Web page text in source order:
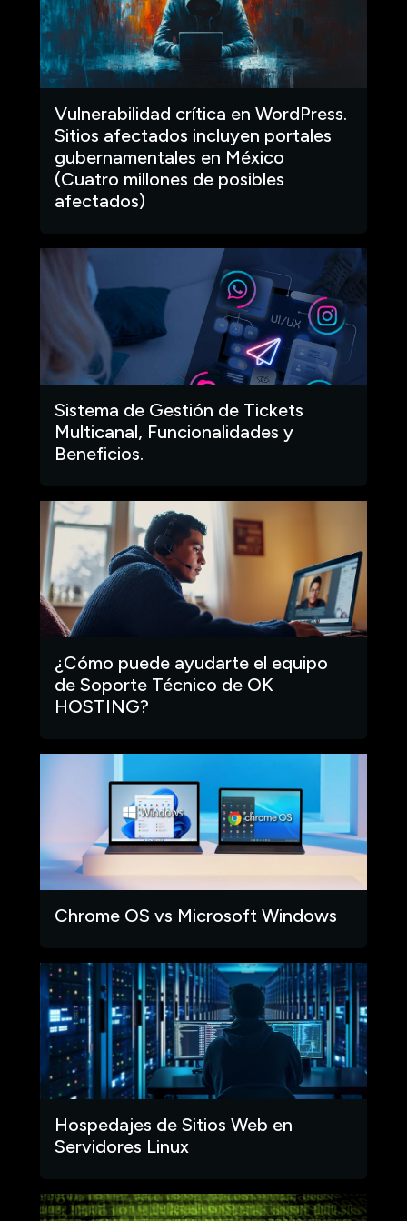
Vulnerabilidad crítica en WordPress.
Sitios afectados incluyen portales
gubernamentales en México
(Cuatro millones de posibles
afectados)
Sistema de Gestión de Tickets
Multicanal, Funcionalidades y
Beneficios.
¿Cómo puede ayudarte el equipo
de Soporte Técnico de OK
HOSTING?
Chrome OS vs Microsoft Windows
Hospedajes de Sitios Web en
Servidores Linux